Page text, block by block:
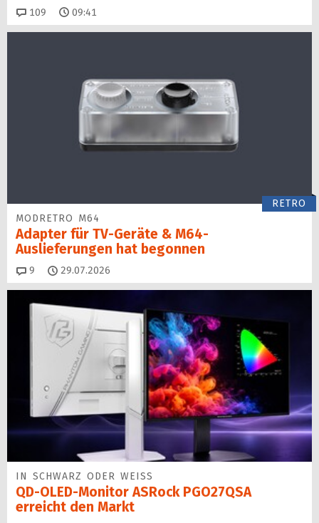
109 Kommentare
09:41
RETRO
MODRETRO M64
Adapter für TV-Geräte & M64-
Auslieferungen hat begon­nen
9 Kommentare
29.07.2026
IN SCHWARZ ODER WEISS
QD-OLED-Monitor ASRock PGO27QSA
erreicht den Markt